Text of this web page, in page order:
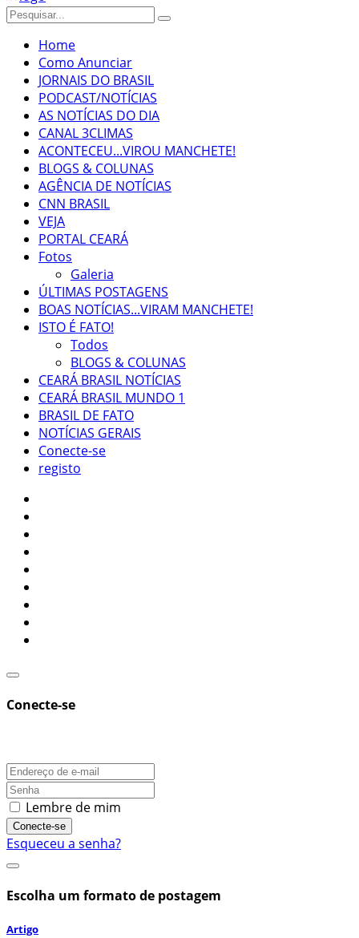
Home
Como Anunciar
JORNAIS DO BRASIL
PODCAST/NOTÍCIAS
AS NOTÍCIAS DO DIA
CANAL 3CLIMAS
ACONTECEU...VIROU MANCHETE!
BLOGS & COLUNAS
AGÊNCIA DE NOTÍCIAS
CNN BRASIL
VEJA
PORTAL CEARÁ
Fotos
Galeria
ÚLTIMAS POSTAGENS
BOAS NOTÍCIAS...VIRAM MANCHETE!
ISTO É FATO!
Todos
BLOGS & COLUNAS
CEARÁ BRASIL NOTÍCIAS
CEARÁ BRASIL MUNDO 1
BRASIL DE FATO
NOTÍCIAS GERAIS
Conecte-se
registo
Conecte-se
Lembre de mim
Conecte-se
Esqueceu a senha?
Escolha um formato de postagem
Artigo